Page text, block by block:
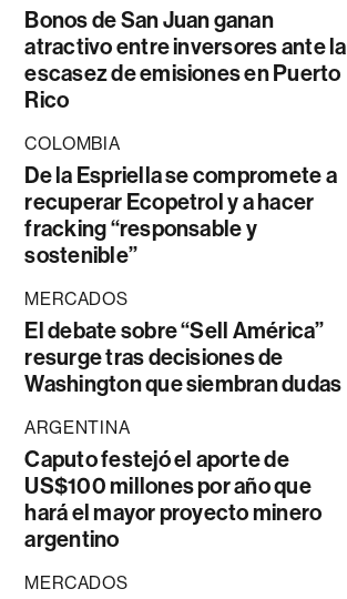
Bonos de San Juan ganan
atractivo entre inversores ante la
escasez de emisiones en Puerto
Rico
COLOMBIA
De la Espriella se compromete a
recuperar Ecopetrol y a hacer
fracking “responsable y
sostenible”
MERCADOS
El debate sobre “Sell América”
resurge tras decisiones de
Washington que siembran dudas
ARGENTINA
Caputo festejó el aporte de
US$100 millones por año que
hará el mayor proyecto minero
argentino
MERCADOS